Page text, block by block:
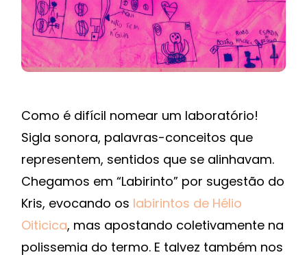
Como é difícil nomear um laboratório!
Sigla sonora, palavras-conceitos que
representem, sentidos que se alinhavam.
Chegamos em “Labirinto” por sugestão do
Kris, evocando os labirintos de Hélio
Oiticica, mas apostando coletivamente na
polissemia do termo. E talvez também nos